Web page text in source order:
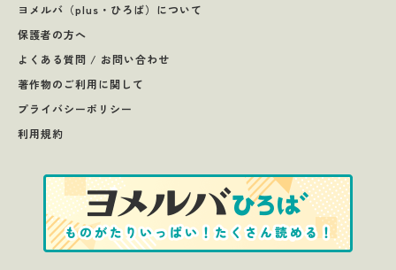
ヨメルバ（plus・ひろば）について
保護者の方へ
よくある質問 / お問い合わせ
著作物のご利用に関して
プライバシーポリシー
利用規約